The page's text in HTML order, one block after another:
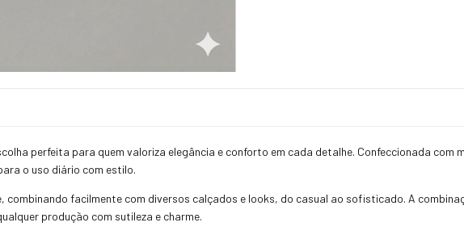
perfeita para quem valoriza elegância e conforto em cada detalhe. Confeccionada com
o uso diário com estilo.
combinando facilmente com diversos calçados e looks, do casual ao sofisticado. A
produção com sutileza e charme.